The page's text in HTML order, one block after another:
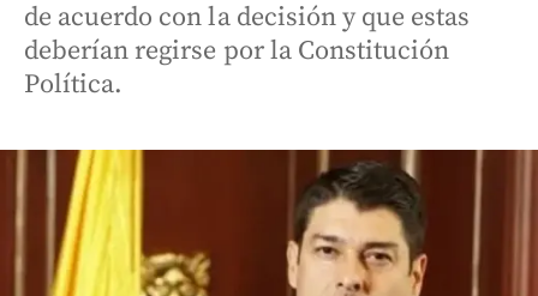
de acuerdo con la decisión y que estas
deberían regirse por la Constitución
Política.